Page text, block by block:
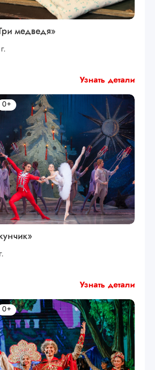
медведя»
Узнать детали
0+
Узнать детали
0+